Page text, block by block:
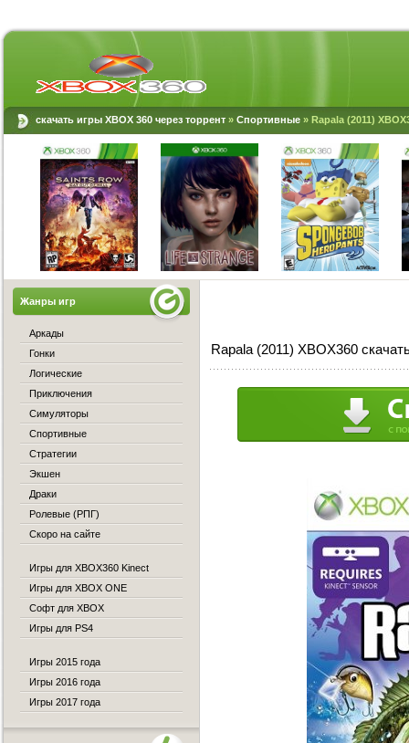
скачать игры XBOX 360 через торрент » Спортивные » Rapala (2011)
Rapala (2011) XBOX360
Жанры игр
Аркады
Гонки
Логические
Приключения
Симуляторы
Спортивные
Стратегии
Экшен
Драки
Ролевые (РПГ)
Скоро на сайте
Игры для XBOX360 Kinect
Игры для XBOX ONE
Софт для XBOX
Игры для PS4
Игры 2015 года
Игры 2016 года
Игры 2017 года